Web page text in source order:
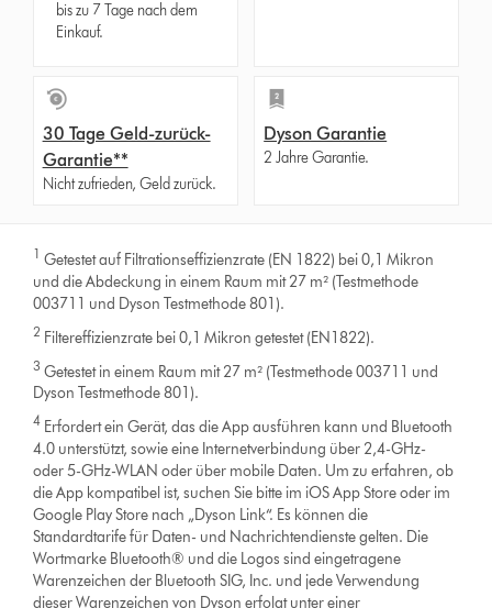
bis zu 7 Tage nach dem
Einkauf.
30 Tage Geld-zurück-
Garantie**
Nicht zufrieden, Geld zurück.
Dyson Garantie
2 Jahre Garantie.
1 Getestet auf Filtrationseffizienzrate (EN 1822) bei 0,1 Mikron
und die Abdeckung in einem Raum mit 27 m² (Testmethode
003711 und Dyson Testmethode 801).
2 Filtereffizienzrate bei 0,1 Mikron getestet (EN1822).
3 Getestet in einem Raum mit 27 m² (Testmethode 003711 und
Dyson Testmethode 801).
4 Erfordert ein Gerät, das die App ausführen kann und Bluetooth
4.0 unterstützt, sowie eine Internetverbindung über 2,4-GHz-
oder 5-GHz-WLAN oder über mobile Daten. Um zu erfahren, ob
die App kompatibel ist, suchen Sie bitte im iOS App Store oder im
Google Play Store nach „Dyson Link“. Es können die
Standardtarife für Daten- und Nachrichtendienste gelten. Die
Wortmarke Bluetooth® und die Logos sind eingetragene
Warenzeichen der Bluetooth SIG, Inc. und jede Verwendung
dieser Warenzeichen von Dyson erfolgt unter einer